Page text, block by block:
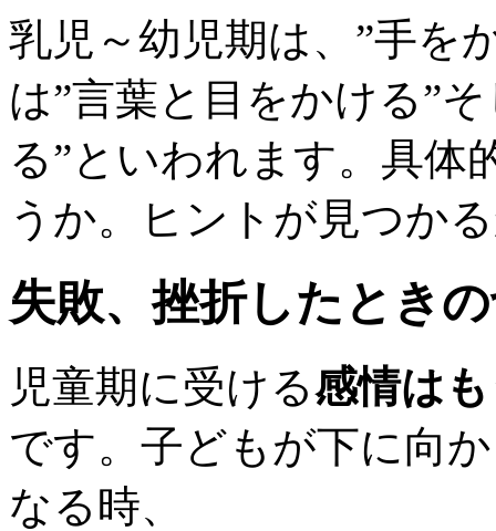
乳児～幼児期は、”手を
は”言葉と目をかける”
る”といわれます。具体
うか。ヒントが見つか
失敗、挫折したとき
児童期に受ける感情は
です。子どもが下に向
なる時、